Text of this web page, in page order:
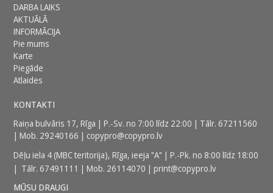
DARBA LAIKS
AKTUĀLĀ
INFORMĀCIJA
Pie mums
Karte
Piegāde
Atlaides
KONTAKTI
Raiņa bulvāris 17, Rīga | P.-Sv. no 7:00 līdz 22:00 | Tālr. 67211560
| Mob. 29240166 | copypro@copypro.lv
Dēļu iela 4 (MBC teritorija), Rīga, ieeja "A" | P.-Pk. no 8:00 līdz 18:00
| Tālr. 67491111 | Mob. 26114070 | print@copypro.lv
MŪSU DRAUGI